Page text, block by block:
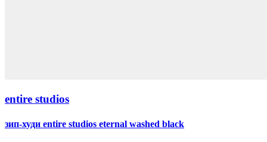
entire studios
зип-худи entire studios eternal washed black